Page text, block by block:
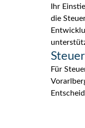
Ihr
die
Für